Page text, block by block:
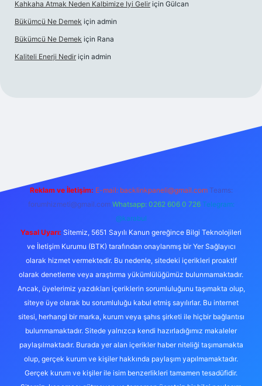
Kahkaha Atmak Neden Kalbimize Iyi Gelir için Gülcan
Bükümcü Ne Demek için admin
Bükümcü Ne Demek için Rana
Kaliteli Enerji Nedir için admin
Reklam ve İletişim: E-mail: backlinkpaneli@gmail.com Teams:
forumhizmeti@gmail.com Whatsapp: 0262 606 0 726 Telegram:
@karabul
Yasal Uyarı: Sitemiz, 5651 Sayılı Kanun gereğince Bilgi Teknolojileri
ve İletişim Kurumu (BTK) tarafından onaylanmış bir Yer Sağlayıcı
olarak hizmet vermektedir. Bu nedenle, sitedeki içerikleri proaktif
olarak denetleme veya araştırma yükümlülüğümüz bulunmamaktadır.
Ancak, üyelerimiz yazdıkları içeriklerin sorumluluğunu taşımakta olup,
siteye üye olarak bu sorumluluğu kabul etmiş sayılırlar. Bu internet
sitesi, herhangi bir marka, kurum veya şahıs şirketi ile hiçbir bağlantısı
bulunmamaktadır. Sitede yalnızca kendi hazırladığımız makaleler
paylaşılmaktadır. Burada yer alan içerikler haber niteliği taşımamakta
olup, gerçek kurum ve kişiler hakkında paylaşım yapılmamaktadır.
Gerçek kurum ve kişiler ile isim benzerlikleri tamamen tesadüfidir.